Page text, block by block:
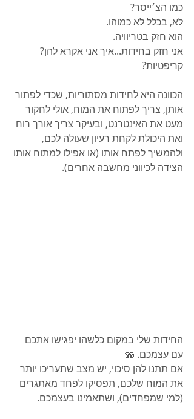
כמו הצ׳ייסר?
לא, בכלל לא כמוהו.
הוא חזק בטריוויה.
אני חזק בחידות...איך אני אקרא להן?
קריפטיות?
הכוונה היא לחידות מסתוריות, שכדי לפתור
אותן, צריך לפתוח את המוח, אולי לחקור
מעט את האינטרנט, ובעיקר צריך אורך רוח
ואת היכולת לקחת רעיון שעולה לכם,
ולהמשיך לפתח אותו (או אפילו למתוח אותו
הצידה לכיווני מחשבה אחרים).
החידות שלי במקום כלשהו יפגישו אתכם
עם עצמכם. 🫨
אם תתנו להן סיכוי, יש מצב שתעריכו יותר
את המוח שלכם, תפסיקו לפחד מאתגרים
(למי שמפחדים), ושתאמינו בעצמכם.